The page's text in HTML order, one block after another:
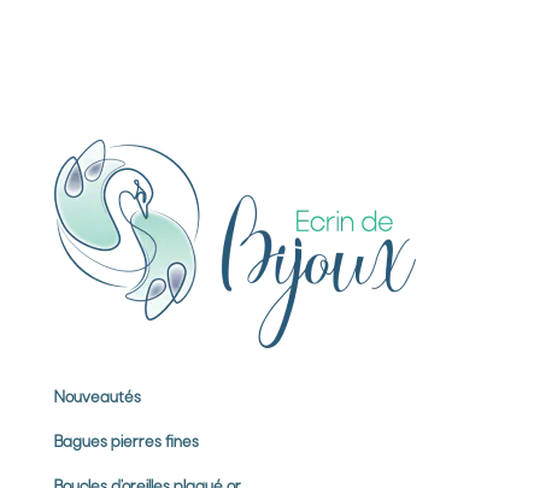
Nouveautés
Bagues pierres fines